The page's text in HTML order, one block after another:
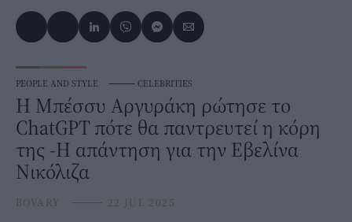
PEOPLE AND STYLE ⸻ CELEBRITIES
Η Μπέσσυ Αργυράκη ρώτησε το
ChatGPT πότε θα παντρευτεί η κόρη
της -Η απάντηση για την Εβελίνα
Νικόλιζα
BOVARY ⸻ 22 JUL 2025